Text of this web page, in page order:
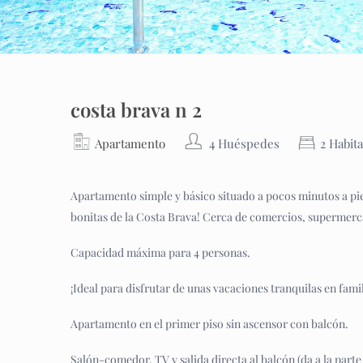
costa brava n 2
Apartamento 4 Huéspedes 2
Apartamento simple y básico situado a pocos minutos a
bonitas de la Costa Brava! Cerca de comercios,
Capacidad máxima para 4 personas.
¡Ideal para disfrutar de unas vacaciones tranquilas en
Apartamento en el primer piso sin ascensor con balcón.
Salón-comedor, TV y salida directa al balcón (da a la